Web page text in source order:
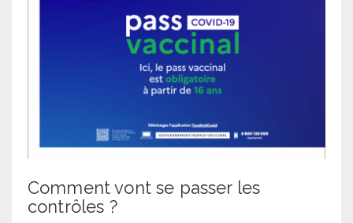
Comment vont se passer les
contrôles ?